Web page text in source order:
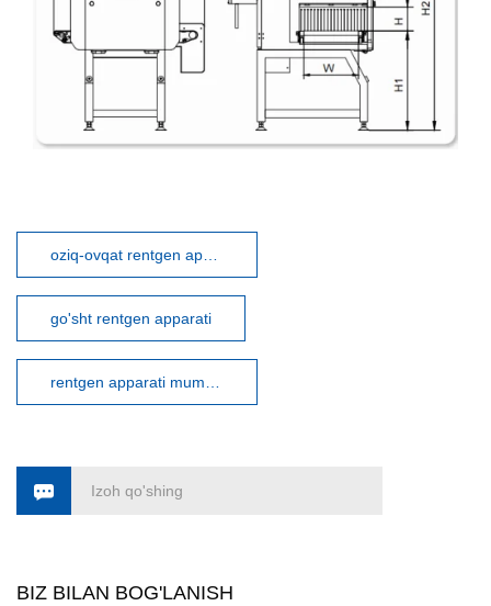
go'sht rentgen apparati
Izoh qo'shing
BIZ BILAN BOG'LANISH